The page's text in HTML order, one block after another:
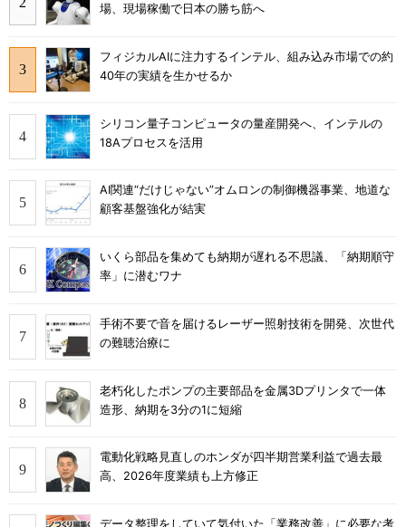
場、現場稼働で日本の勝ち筋へ
フィジカルAIに注力するインテル、組み込み市場での約
40年の実績を生かせるか
シリコン量子コンピュータの量産開発へ、インテルの
18Aプロセスを活用
AI関連“だけじゃない”オムロンの制御機器事業、地道な
顧客基盤強化が結実
いくら部品を集めても納期が遅れる不思議、「納期順守
率」に潜むワナ
手術不要で音を届けるレーザー照射技術を開発、次世代
の難聴治療に
老朽化したポンプの主要部品を金属3Dプリンタで一体
造形、納期を3分の1に短縮
電動化戦略見直しのホンダが四半期営業利益で過去最
高、2026年度業績も上方修正
データ整理をしていて気付いた「業務改善」に必要な考